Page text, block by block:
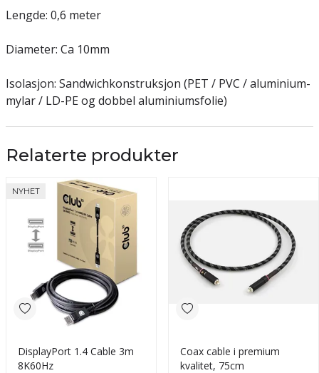
Lengde: 0,6 meter
Diameter: Ca 10mm
Isolasjon: Sandwichkonstruksjon (PET / PVC / aluminium-
mylar / LD-PE og dobbel aluminiumsfolie)
Relaterte produkter
NYHET
DisplayPort 1.4 Cable 3m
8K60Hz
Coax cable i premium
kvalitet, 75cm